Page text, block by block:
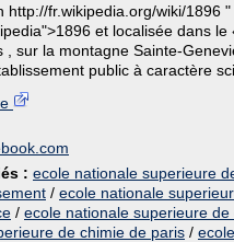
http://fr.wikipedia.org/wiki/1896 "
et localisée dans le
, sur la montagne Sainte-
public à caractère
: ecole nationale superieure
/ ecole nationale
/ ecole nationale superieure
de chimie de paris /